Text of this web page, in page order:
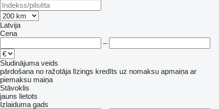
Latvija
Cena
–
Sludinājuma veids
pārdošana no ražotāja līzings kredīts uz nomaksu apmaiņa ar
piemaksu maiņa
Stāvoklis
jauns lietots
Izlaiduma gads